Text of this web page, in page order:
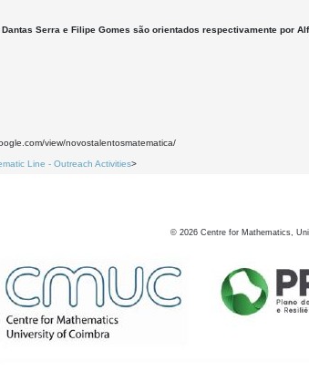
Serra e Filipe Gomes são orientados respectivamente por
view/novostalentosmatematica/
Line - Outreach Activities>
© 2026 Centre for Mathematics,